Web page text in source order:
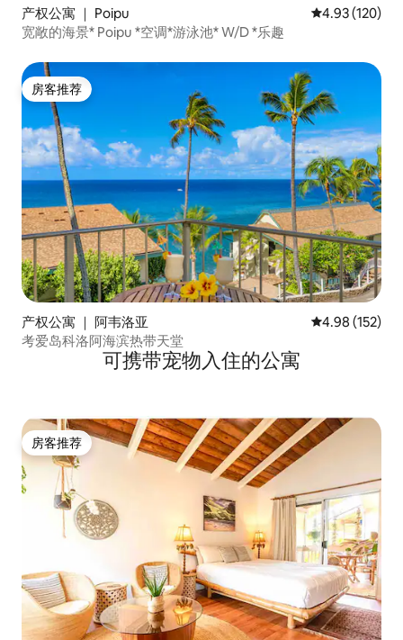
产权公寓 ｜ Poipu 平均评分 4.93
4.93 (120)
宽敞的海景* Poipu *空调*游泳池* W/D *乐趣
房客推荐
房客推荐
产权公寓 ｜ 阿韦洛亚 平均评分 4.98
4.98 (152)
考爱岛科洛阿海滨热带天堂
可携带宠物入住的公寓
房客推荐
房客推荐